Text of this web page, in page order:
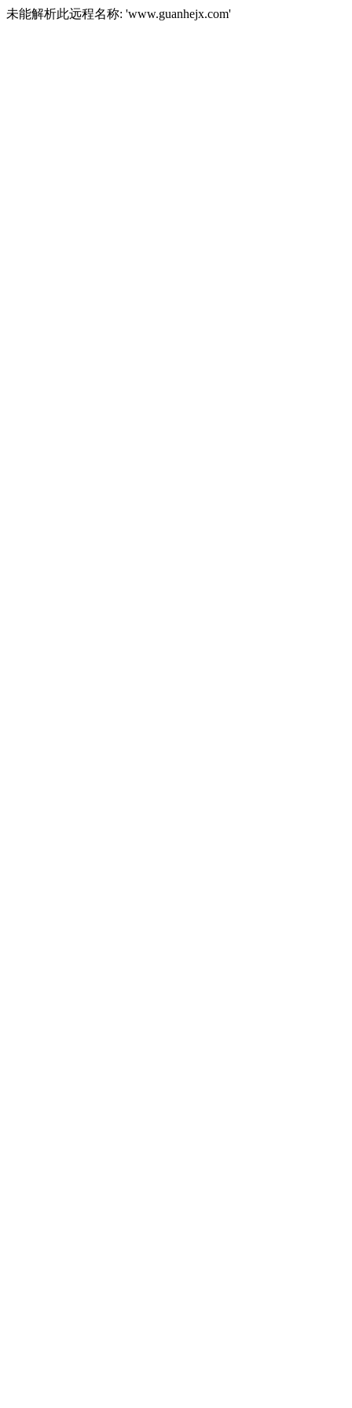
未能解析此远程名称: 'www.guanhejx.com'